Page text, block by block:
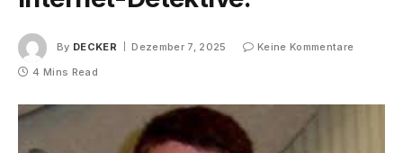
By DECKER Dezember 7, 2025
Keine Kommentare
4 Mins Read